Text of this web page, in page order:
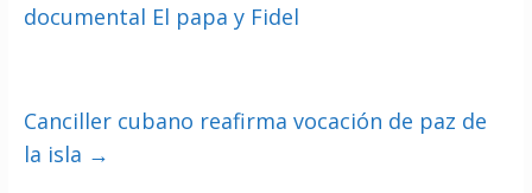
documental El papa y Fidel
Canciller cubano reafirma vocación de paz de
la isla →